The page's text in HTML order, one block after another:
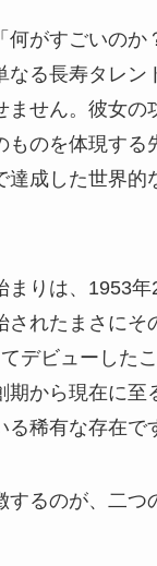
何がすごいのか
なる長寿タレン
ません。彼女の
ものを体現する
達成した世界的
まりは、1953
されたまさにそ
デビューした
期から現在に至
稀有な存在で
するのが、二つ